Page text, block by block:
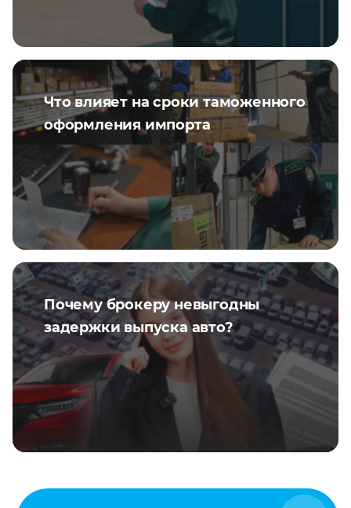
Что влияет на сроки таможенного
оформления импорта
Почему брокеру невыгодны
задержки выпуска авто?